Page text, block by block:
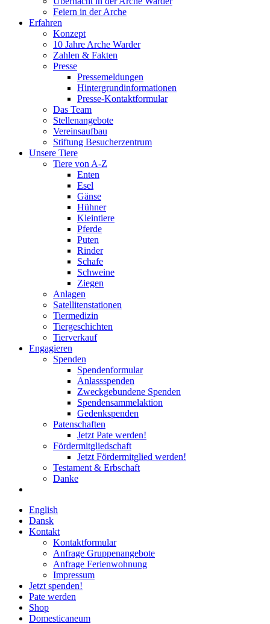
Feiern in der Arche
Erfahren
Konzept
10 Jahre Arche Warder
Zahlen & Fakten
Presse
Pressemeldungen
Hintergrundinformationen
Presse-Kontaktformular
Das Team
Stellenangebote
Vereinsaufbau
Stiftung Besucherzentrum
Unsere Tiere
Tiere von A-Z
Enten
Esel
Gänse
Hühner
Kleintiere
Pferde
Puten
Rinder
Schafe
Schweine
Ziegen
Anlagen
Satellitenstationen
Tiermedizin
Tiergeschichten
Tierverkauf
Engagieren
Spenden
Spendenformular
Anlassspenden
Zweckgebundene Spenden
Spendensammelaktion
Gedenkspenden
Patenschaften
Jetzt Pate werden!
Fördermitgliedschaft
Jetzt Fördermitglied werden!
Testament & Erbschaft
Danke
English
Dansk
Kontakt
Kontaktformular
Anfrage Gruppenangebote
Anfrage Ferienwohnung
Impressum
Jetzt spenden!
Pate werden
Shop
Domesticaneum